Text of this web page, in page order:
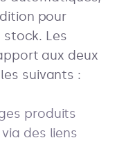
pour
Les
aux deux
suivants :
produits
des liens